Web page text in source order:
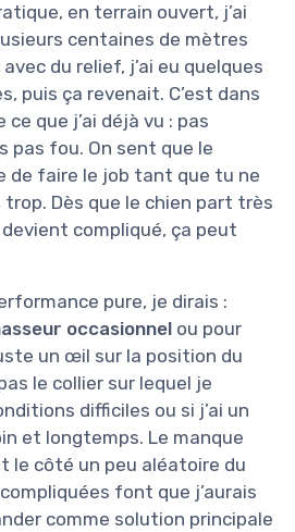
en terrain ouvert, j’ai
centaines de mètres
du relief, j’ai eu quelques
puis ça revenait. C’est dans
que j’ai déjà vu : pas
pas fou. On sent que le
de faire le job tant que tu ne
trop. Dès que le chien part très
compliqué, ça peut
pure, je dirais :
occasionnel ou pour
un œil sur la position du
le collier sur lequel je
difficiles ou si j’ai un
et longtemps. Le manque
le côté un peu aléatoire du
font que j’aurais
comme solution principale